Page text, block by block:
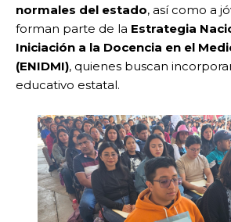
normales del estado, así como a
forman parte de la Estrategia
Iniciación a la Docencia en el
(ENIDMI), quienes buscan
educativo estatal.